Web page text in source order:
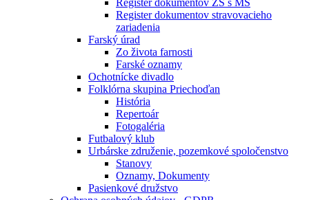
Register dokumentov ZŠ s MŠ
Register dokumentov stravovacieho
zariadenia
Farský úrad
Zo života farnosti
Farské oznamy
Ochotnícke divadlo
Folklórna skupina Priechoďan
História
Repertoár
Fotogaléria
Futbalový klub
Urbárske združenie, pozemkové spoločenstvo
Stanovy
Oznamy, Dokumenty
Pasienkové družstvo